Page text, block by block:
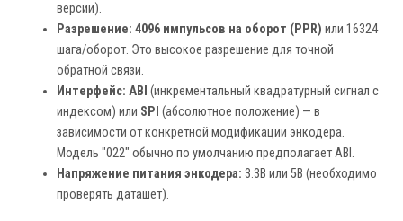
версии).
Разрешение: 4096 импульсов на оборот (PPR) или 16324
шага/оборот. Это высокое разрешение для точной
обратной связи.
Интерфейс: ABI (инкрементальный квадратурный сигнал с
индексом) или SPI (абсолютное положение) — в
зависимости от конкретной модификации энкодера.
Модель "022" обычно по умолчанию предполагает ABI.
Напряжение питания энкодера: 3.3В или 5В (необходимо
проверять даташет).